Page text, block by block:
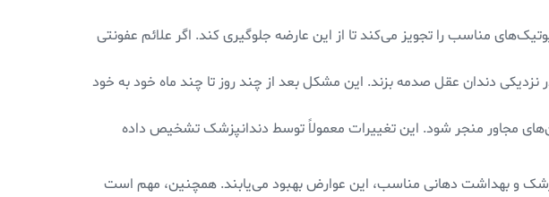
مناسب را تجویز می‌کند تا از این عارضه جلوگیری کند. اگر علائم عفونتی
دندان عقل صدمه بزند. این مشکل بعد از چند روز تا چند ماه خود به خود
مجاور منجر شود. این تغییرات معمولاً توسط دندانپزشک تشخیص داده
و بهداشت دهانی مناسب، این عوارض بهبود می‌یابند. همچنین، مهم است